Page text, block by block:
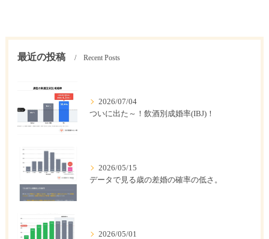
最近の投稿 Recent Posts
2026/07/04
ついに出た～！飲酒別成婚率(IBJ)！
2026/05/15
データで見る歳の差婚の確率の低さ。
2026/05/01